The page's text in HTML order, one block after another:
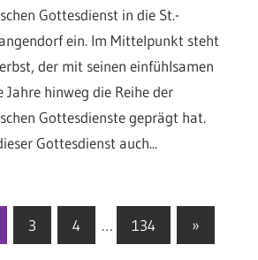
Gottesdienst in die St.-
ein. Im Mittelpunkt steht
der mit seinen einfühlsamen
Jahre hinweg die Reihe der
Gottesdienste geprägt hat.
Gottesdienst auch...
3 4 … 134
Nächste
»